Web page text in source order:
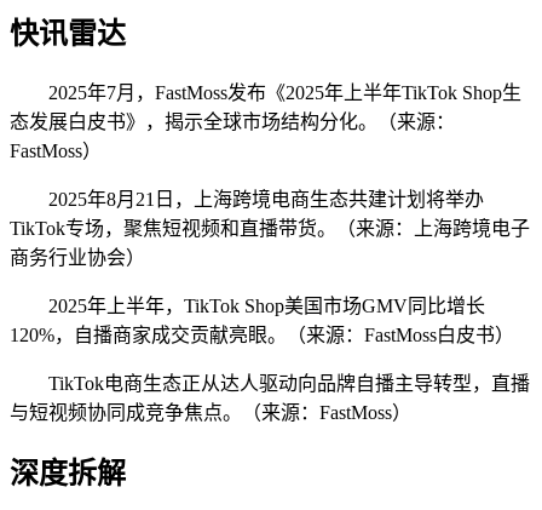
快讯雷达
2025年7月，FastMoss发布《2025年上半年TikTok Shop生
态发展白皮书》，揭示全球市场结构分化。（来源：
FastMoss）
2025年8月21日，上海跨境电商生态共建计划将举办
TikTok专场，聚焦短视频和直播带货。（来源：上海跨境电子
商务行业协会）
2025年上半年，TikTok Shop美国市场GMV同比增长
120%，自播商家成交贡献亮眼。（来源：FastMoss白皮书）
TikTok电商生态正从达人驱动向品牌自播主导转型，直播
与短视频协同成竞争焦点。（来源：FastMoss）
深度拆解